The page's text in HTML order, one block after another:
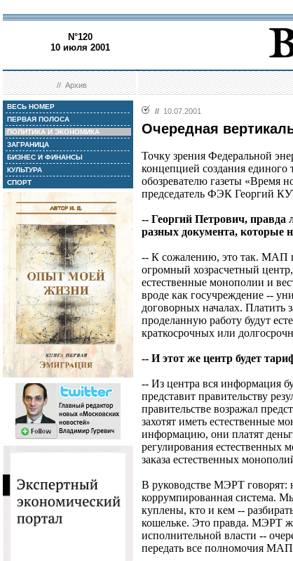
N°120
10 июля 2001
//Архив
ВЕСЬ НОМЕР
ПЕРВАЯ ПОЛОСА
ПОЛИТИКА И ЭКОНОМИКА
ЗАГРАНИЦА
БИЗНЕС И ФИНАНСЫ
КУЛЬТУРА
СПОРТ
// 10.07.2001
Очередная
Точку зрения Федеральной
концепцией создания
обозревателю газеты «Время
председатель ФЭК Георгий
-- Георгий Петрович, правда
разных документа, которые
-- К сожалению, это так. МАП
огромный хозрасчетный
естественные монополии и
вроде как госучреждение --
договорных началах. Платить
проделанную работу будут
краткосрочных или
-- И этот же центр будет
-- Из центра вся информация
представит правительству
правительстве возражал
захотят иметь естественные
информацию, они платят
регулирования естественных
заказа естественных
В руководстве МЭРТ говорят:
коррумпированная система.
куплены, кто и кем --
кошельке. Это правда. МЭРТ
исполнительной власти --
передать все полномочия